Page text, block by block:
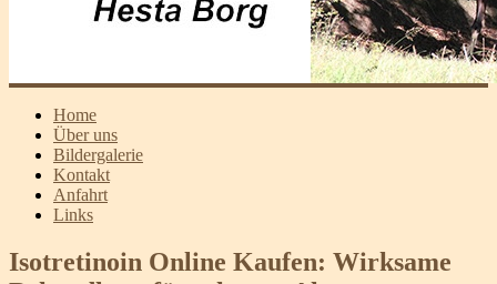
Home
Über uns
Bildergalerie
Kontakt
Anfahrt
Links
Isotretinoin Online Kaufen: Wirksame